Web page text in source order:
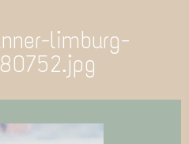
limburg-